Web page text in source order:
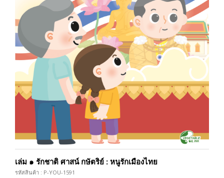
เล่ม ๑ รักชาติ ศาสน์ กษัตริย์ : หนูรักเมืองไทย
รหัสสินค้า : P-YOU-1591